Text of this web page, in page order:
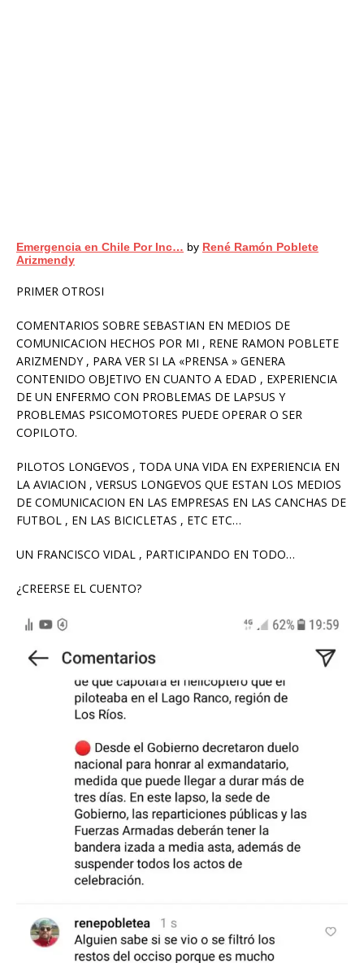
Emergencia en Chile Por Inc… by René Ramón Poblete
Arizmendy
PRIMER OTROSI
COMENTARIOS SOBRE SEBASTIAN EN MEDIOS DE
COMUNICACION HECHOS POR MI , RENE RAMON POBLETE
ARIZMENDY , PARA VER SI LA «PRENSA » GENERA
CONTENIDO OBJETIVO EN CUANTO A EDAD , EXPERIENCIA
DE UN ENFERMO CON PROBLEMAS DE LAPSUS Y
PROBLEMAS PSICOMOTORES PUEDE OPERAR O SER
COPILOTO.
PILOTOS LONGEVOS , TODA UNA VIDA EN EXPERIENCIA EN
LA AVIACION , VERSUS LONGEVOS QUE ESTAN LOS MEDIOS
DE COMUNICACION EN LAS EMPRESAS EN LAS CANCHAS DE
FUTBOL , EN LAS BICICLETAS , ETC ETC…
UN FRANCISCO VIDAL , PARTICIPANDO EN TODO…
¿CREERSE EL CUENTO?